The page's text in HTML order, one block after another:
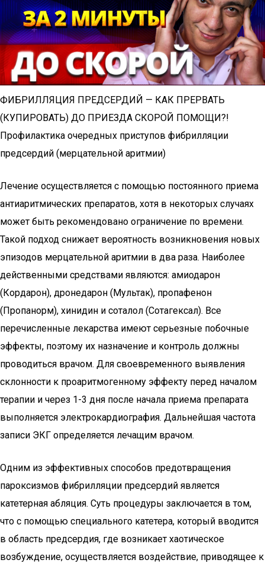
ФИБРИЛЛЯЦИЯ ПРЕДСЕРДИЙ — КАК ПРЕРВАТЬ
(КУПИРОВАТЬ) ДО ПРИЕЗДА СКОРОЙ ПОМОЩИ?!
Профилактика очередных приступов фибрилляции
предсердий (мерцательной аритмии)
Лечение осуществляется с помощью постоянного приема
антиаритмических препаратов, хотя в некоторых случаях
может быть рекомендовано ограничение по времени.
Такой подход снижает вероятность возникновения новых
эпизодов мерцательной аритмии в два раза. Наиболее
действенными средствами являются: амиодарон
(Кордарон), дронедарон (Мультак), пропафенон
(Пропанорм), хинидин и соталол (Сотагексал). Все
перечисленные лекарства имеют серьезные побочные
эффекты, поэтому их назначение и контроль должны
проводиться врачом. Для своевременного выявления
склонности к проаритмогенному эффекту перед началом
терапии и через 1-3 дня после начала приема препарата
выполняется электрокардиография. Дальнейшая частота
записи ЭКГ определяется лечащим врачом.
Одним из эффективных способов предотвращения
пароксизмов фибрилляции предсердий является
катетерная абляция. Суть процедуры заключается в том,
что с помощью специального катетера, который вводится
в область предсердия, где возникает хаотическое
возбуждение, осуществляется воздействие, приводящее к